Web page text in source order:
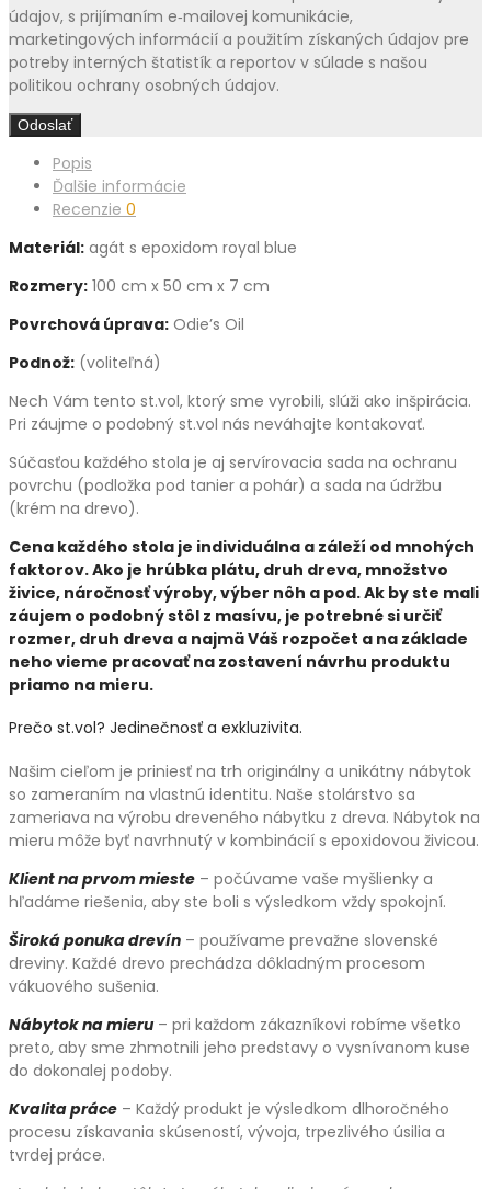
údajov, s prijímaním e‑mailovej komunikácie,
marketingových informácií a použitím získaných údajov pre
potreby interných štatistík a reportov v súlade s našou
politikou ochrany osobných údajov.
Popis
Ďalšie informácie
Recenzie 0
Materiál: agát s epoxidom royal blue
Rozmery: 100 cm x 50 cm x 7 cm
Povrchová úprava: Odie’s Oil
Podnož: (voliteľná)
Nech Vám tento st.vol, ktorý sme vyrobili, slúži ako inšpirácia.
Pri záujme o podobný st.vol nás neváhajte kontakovať.
Súčasťou každého stola je aj servírovacia sada na ochranu
povrchu (podložka pod tanier a pohár) a sada na údržbu
(krém na drevo).
Cena každého stola je individuálna a záleží od mnohých
faktorov. Ako je hrúbka plátu, druh dreva, množstvo
živice, náročnosť výroby, výber nôh a pod. Ak by ste mali
záujem o podobný stôl z masívu, je potrebné si určiť
rozmer, druh dreva a najmä Váš rozpočet a na základe
neho vieme pracovať na zostavení návrhu produktu
priamo na mieru.
Prečo st.vol? Jedinečnosť a exkluzivita.
Našim cieľom je priniesť na trh originálny a unikátny nábytok
so zameraním na vlastnú identitu. Naše stolárstvo sa
zameriava na výrobu dreveného nábytku z dreva. Nábytok na
mieru môže byť navrhnutý v kombinácií s epoxidovou živicou.
Klient na prvom mieste – počúvame vaše myšlienky a
hľadáme riešenia, aby ste boli s výsledkom vždy spokojní.
Široká ponuka drevín – používame prevažne slovenské
dreviny. Každé drevo prechádza dôkladným procesom
vákuového sušenia.
Nábytok na mieru– pri každom zákazníkovi robíme všetko
preto, aby sme zhmotnili jeho predstavy o vysnívanom kuse
do dokonalej podoby.
Kvalita práce – Každý produkt je výsledkom dlhoročného
procesu získavania skúseností, vývoja, trpezlivého úsilia a
tvrdej práce.